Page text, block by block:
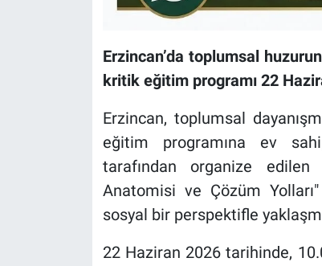
Erzincan’da toplumsal
kritik eğitim programı 22
Erzincan, toplumsal
eğitim programına ev
tarafından organize
Anatomisi ve Çözüm
sosyal bir perspektifle
22 Haziran 2026 tarihinde,